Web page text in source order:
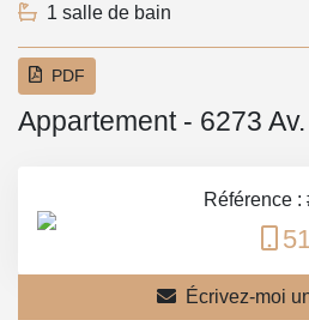
1 salle de bain
PDF
Appartement - 6273
Référence :
Écrivez-moi